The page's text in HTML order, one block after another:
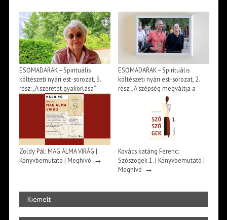
ESŐMADARAK – Spirituális
költészeti nyári est-sorozat, 3.
rész: „A szeretet gyakorlása” –
szvámí Tírtha Fekete könyve –
Beszélgetés Ősz Szabó Évával |
→
ESŐMADARAK – Spirituális
költészeti nyári est-sorozat, 2.
rész: „A szépség megváltja a
világot” – beszélgetés Huszárik
Katával és Jász Attilával |
→
Zöldy Pál: MAG ÁLMA VIRÁG |
Könyvbemutató | Meghívó →
Kovács katáng Ferenc:
Szószögek 1. | Könyvbemutató |
Meghívó →
Kiemelt